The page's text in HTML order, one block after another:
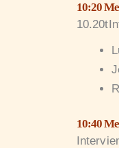
10:20
10:40